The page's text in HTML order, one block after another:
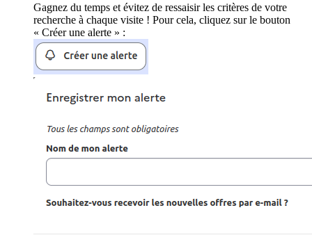
Gagnez du temps et évitez de ressaisir les critères de votre
recherche à chaque visite ! Pour cela, cliquez sur le bouton
« Créer une alerte » :